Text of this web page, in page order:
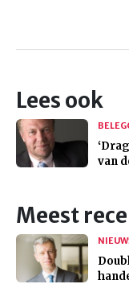
Lees ook
van
Meest